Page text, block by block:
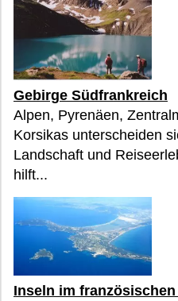
Gebirge Südfrankreich
Alpen, Pyrenäen,
Korsikas unterscheiden
Landschaft und
hilft...
Inseln im